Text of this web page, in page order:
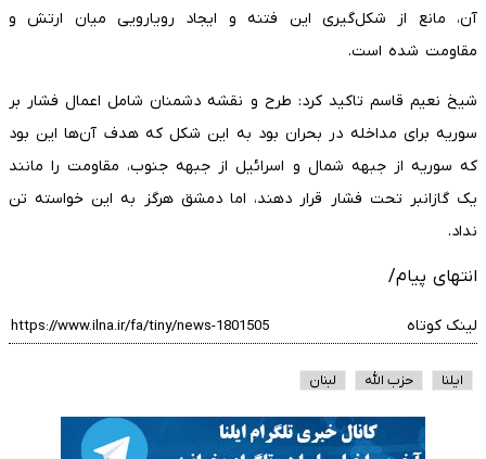
آن، مانع از شکل‌گیری این فتنه و ایجاد رویارویی میان ارتش و
مقاومت شده است.
شیخ نعیم قاسم تاکید کرد: طرح و نقشه دشمنان شامل اعمال فشار بر
سوریه برای مداخله در بحران بود به این شکل که هدف آن‌ها این بود
که سوریه از جبهه شمال و اسرائیل از جبهه جنوب، مقاومت را مانند
یک گازانبر تحت فشار قرار دهند، اما دمشق هرگز به این خواسته تن
نداد.
انتهای پیام/
لینک کوتاه
ایلنا حزب الله لبنان